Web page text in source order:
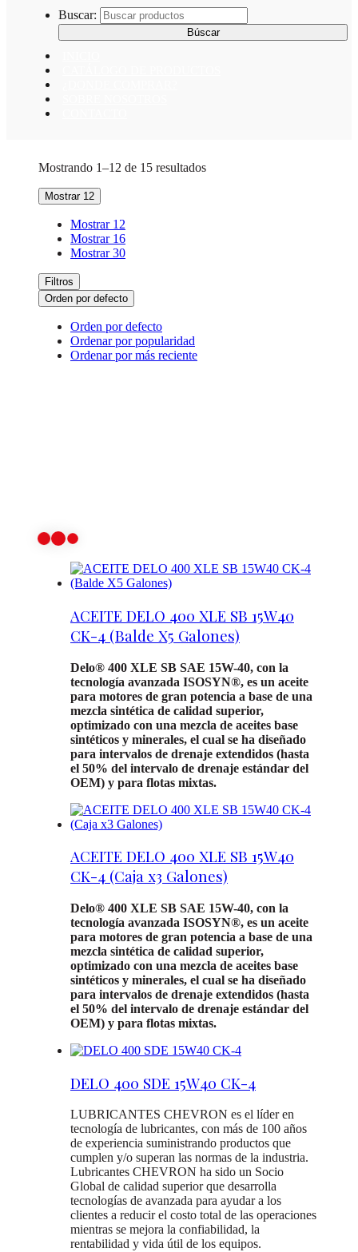
Buscar:
Mostrando 1–12 de 15 resultados
Mostrar 12
Mostrar 12
Mostrar 16
Mostrar 30
Filtros
Orden por defecto
Orden por defecto
Ordenar por popularidad
Ordenar por más reciente
ACEITE DELO 400 XLE SB 15W40
CK-4 (Balde X5 Galones)
Delo® 400 XLE SB SAE 15W-40, con la
tecnología avanzada ISOSYN®, es un aceite
para motores de gran potencia a base de una
mezcla sintética de calidad superior,
optimizado con una mezcla de aceites base
sintéticos y minerales, el cual se ha diseñado
para intervalos de drenaje extendidos (hasta
el 50% del intervalo de drenaje estándar del
OEM) y para flotas mixtas.
ACEITE DELO 400 XLE SB 15W40
CK-4 (Caja x3 Galones)
Delo® 400 XLE SB SAE 15W-40, con la
tecnología avanzada ISOSYN®, es un aceite
para motores de gran potencia a base de una
mezcla sintética de calidad superior,
optimizado con una mezcla de aceites base
sintéticos y minerales, el cual se ha diseñado
para intervalos de drenaje extendidos (hasta
el 50% del intervalo de drenaje estándar del
OEM) y para flotas mixtas.
DELO 400 SDE 15W40 CK-4
LUBRICANTES CHEVRON es el líder en
tecnología de lubricantes, con más de 100 años
de experiencia suministrando productos que
cumplen y/o superan las normas de la industria.
Lubricantes CHEVRON ha sido un Socio
Global de calidad superior que desarrolla
tecnologías de avanzada para ayudar a los
clientes a reducir el costo total de las operaciones
mientras se mejora la confiabilidad, la
rentabilidad y vida útil de los equipos.